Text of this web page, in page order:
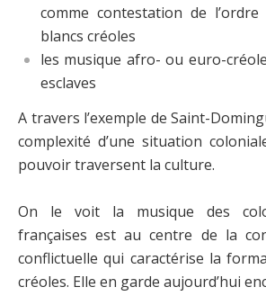
comme contestation de
blancs créoles
les musique afro- ou euro-
esclaves
A travers l’exemple de Saint-
complexité d’une situation
pouvoir traversent la culture.
On le voit la musique des
françaises est au centre de la
conflictuelle qui caractérise la
créoles. Elle en garde aujourd’hui